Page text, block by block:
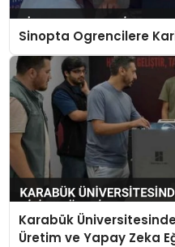
Sinopta Ogrencilere
Karabük
Üretim ve Yapay Zeka